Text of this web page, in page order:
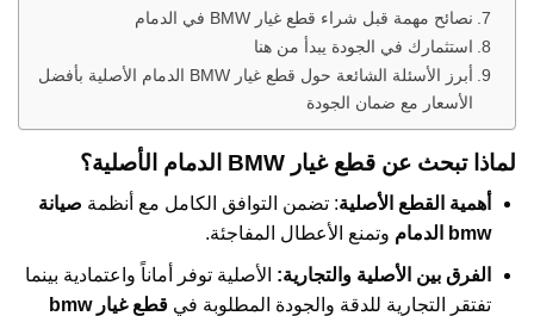
نصائح مهمة قبل شراء قطع غيار BMW في الدمام
استثمارك في الجودة يبدأ من هنا
أبرز الأسئلة الشائعة حول قطع غيار BMW الدمام الأصلية بأفضل
الأسعار مع ضمان الجودة
لماذا تبحث عن قطع غيار BMW الدمام الأصلية؟
أهمية القطع الأصلية: تضمن التوافق الكامل مع أنظمة صيانة
bmw الدمام
وتمنع الأعطال المفاجئة.
الفرق بين الأصلية والتجارية: الأصلية توفر أماناً واعتمادية بينما
تفتقر التجارية للدقة والجودة المطلوبة في
قطع غيار bmw